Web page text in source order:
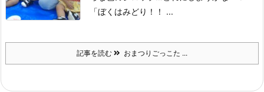
「ぼくはみどり！！ ...
記事を読む おまつりごっこた ...